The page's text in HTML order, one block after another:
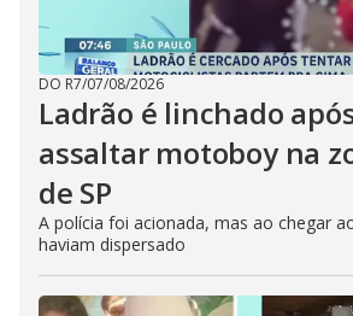
DO R7/07/08/2026
Ladrão é linchado
assaltar motoboy na
de SP
A polícia foi acionada, mas ao chegar
haviam dispersado